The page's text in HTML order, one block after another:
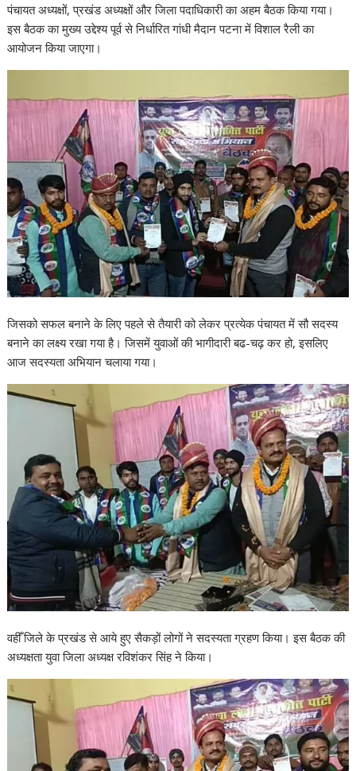
पंचायत अध्यक्षों, प्रखंड अध्यक्षों और जिला पदाधिकारी का अहम बैठक किया गया।
इस बैठक का मुख्य उद्देश्य पूर्व से निर्धारित गांधी मैदान पटना में विशाल रैली का
आयोजन किया जाएगा।
जिसको सफल बनाने के लिए पहले से तैयारी को लेकर प्रत्येक पंचायत में सौ सदस्य
बनाने का लक्ष्य रखा गया है। जिसमें युवाओं की भागीदारी बढ-चढ़ कर हो, इसलिए
आज सदस्यता अभियान चलाया गया।
वहीँ जिले के प्रखंड से आये हुए सैकड़ों लोगों ने सदस्यता ग्रहण किया। इस बैठक की
अध्यक्षता युवा जिला अध्यक्ष रविशंकर सिंह ने किया।